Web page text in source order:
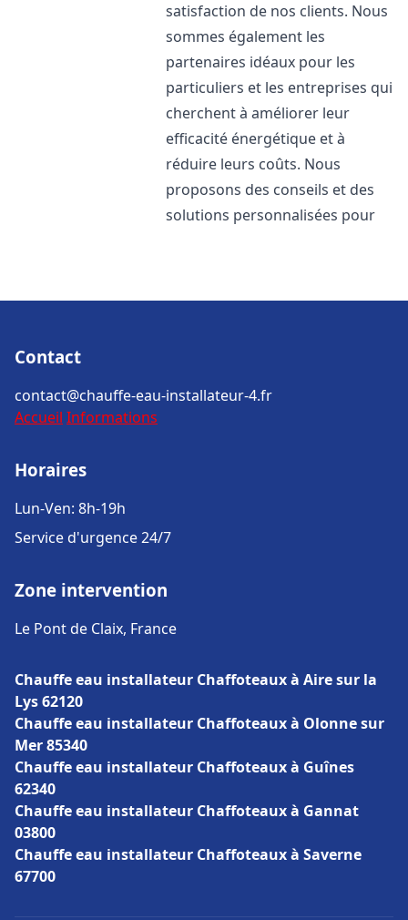
satisfaction de nos clients. Nous
sommes également les
partenaires idéaux pour les
particuliers et les entreprises qui
cherchent à améliorer leur
efficacité énergétique et à
réduire leurs coûts. Nous
proposons des conseils et des
solutions personnalisées pour
Contact
contact@chauffe-eau-installateur-4.fr
Accueil Informations
Horaires
Lun-Ven: 8h-19h
Service d'urgence 24/7
Zone intervention
Le Pont de Claix, France
Chauffe eau installateur Chaffoteaux à Aire sur la
Lys 62120
Chauffe eau installateur Chaffoteaux à Olonne sur
Mer 85340
Chauffe eau installateur Chaffoteaux à Guînes
62340
Chauffe eau installateur Chaffoteaux à Gannat
03800
Chauffe eau installateur Chaffoteaux à Saverne
67700